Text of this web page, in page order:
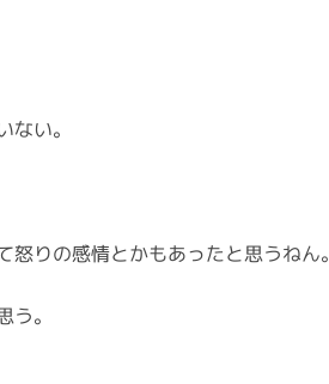
い。
りの感情とかもあったと思うねん。
。